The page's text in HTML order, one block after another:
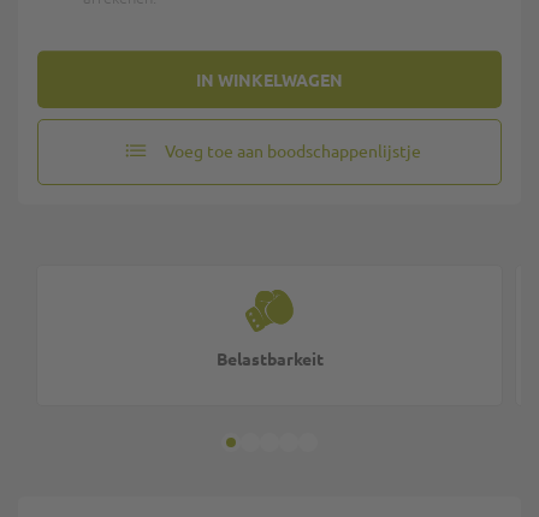
IN WINKELWAGEN
Voeg toe aan boodschappenlijstje
Belastbarkeit